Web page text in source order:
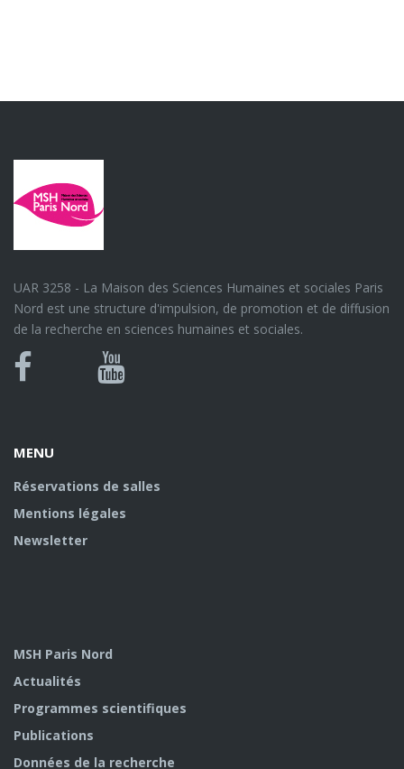
UAR 3258 - La Maison des Sciences Humaines et sociales Paris
Nord est une structure d'impulsion, de promotion et de diffusion
de la recherche en sciences humaines et sociales.
Bluesky
Canal
MENU
Réservations de salles
Mentions légales
Newsletter
MSH Paris Nord
Actualités
Programmes scientifiques
Publications
Données de la recherche